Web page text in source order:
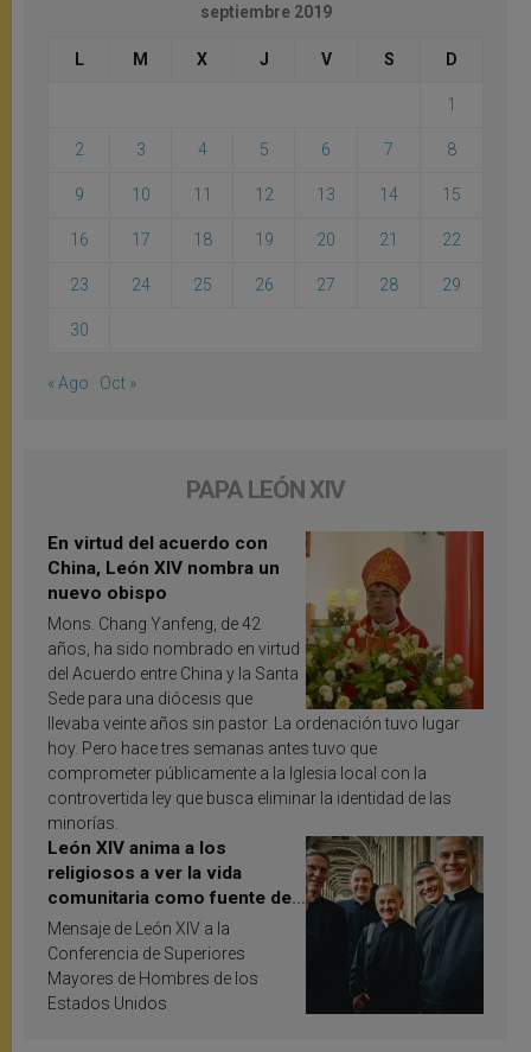
septiembre 2019
L M X J V S D
1
2 3 4 5 6 7 8
9 10 11 12 13 14 15
16 17 18 19 20 21 22
23 24 25 26 27 28 29
30
« Ago Oct »
PAPA LEÓN XIV
En virtud del acuerdo con
China, León XIV nombra un
nuevo obispo
Mons. Chang Yanfeng, de 42
años, ha sido nombrado en virtud
del Acuerdo entre China y la Santa
Sede para una diócesis que
llevaba veinte años sin pastor. La ordenación tuvo lugar
hoy. Pero hace tres semanas antes tuvo que
comprometer públicamente a la Iglesia local con la
controvertida ley que busca eliminar la identidad de las
minorías.
León XIV anima a los
religiosos a ver la vida
comunitaria como fuente de
inspiración y santificación
Mensaje de León XIV a la
Conferencia de Superiores
Mayores de Hombres de los
Estados Unidos